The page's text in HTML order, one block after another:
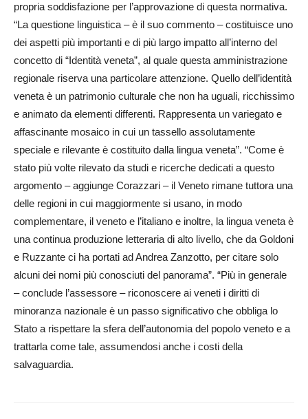
propria soddisfazione per l’approvazione di questa normativa.
“La questione linguistica – è il suo commento – costituisce uno
dei aspetti più importanti e di più largo impatto all’interno del
concetto di “Identità veneta”, al quale questa amministrazione
regionale riserva una particolare attenzione. Quello dell’identità
veneta è un patrimonio culturale che non ha uguali, ricchissimo
e animato da elementi differenti. Rappresenta un variegato e
affascinante mosaico in cui un tassello assolutamente
speciale e rilevante è costituito dalla lingua veneta”. “Come è
stato più volte rilevato da studi e ricerche dedicati a questo
argomento – aggiunge Corazzari – il Veneto rimane tuttora una
delle regioni in cui maggiormente si usano, in modo
complementare, il veneto e l’italiano e inoltre, la lingua veneta è
una continua produzione letteraria di alto livello, che da Goldoni
e Ruzzante ci ha portati ad Andrea Zanzotto, per citare solo
alcuni dei nomi più conosciuti del panorama”. “Più in generale
– conclude l’assessore – riconoscere ai veneti i diritti di
minoranza nazionale è un passo significativo che obbliga lo
Stato a rispettare la sfera dell’autonomia del popolo veneto e a
trattarla come tale, assumendosi anche i costi della
salvaguardia.